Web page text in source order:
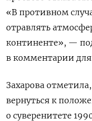
«В противном
отравлять
континенте», —
в комментарии для
Захарова
вернуться к
о суверенитете